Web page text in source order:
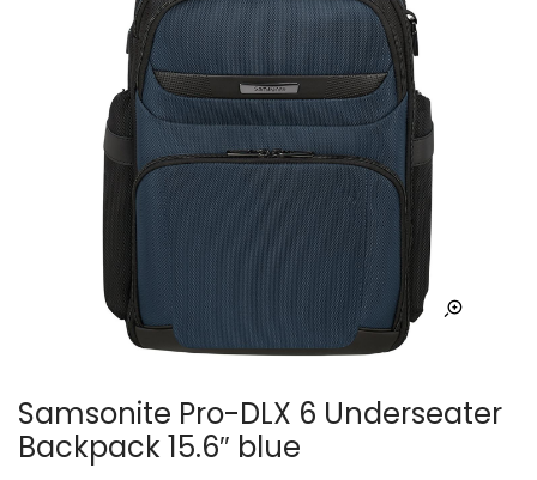
Samsonite Pro-DLX 6 Underseater
Backpack 15.6″ blue